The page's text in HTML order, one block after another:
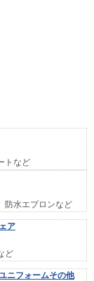
トなど
防水エプロンなど
ア
ど
ニフォームその他